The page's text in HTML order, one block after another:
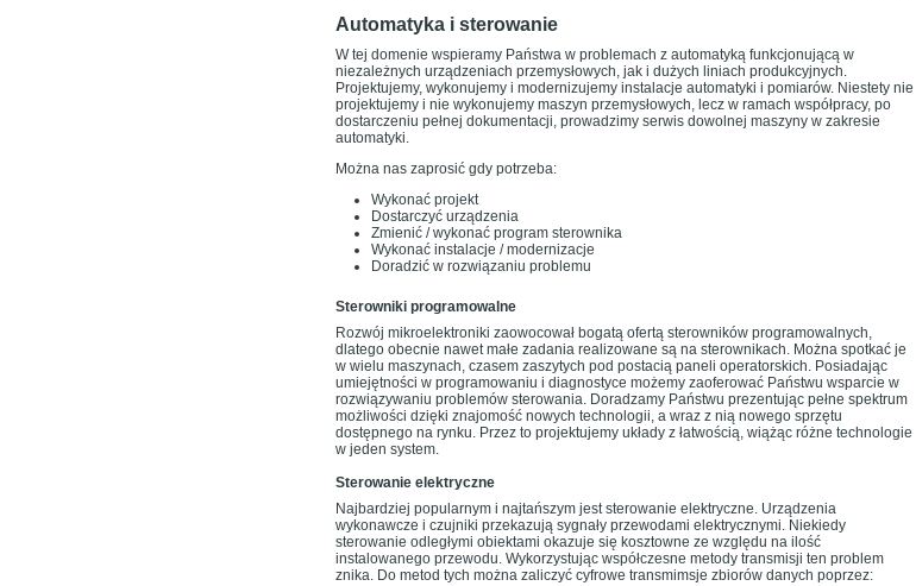
Automatyka i sterowanie
W tej domenie wspieramy Państwa w problemach z automatyką funkcjonującą w
niezależnych urządzeniach przemysłowych, jak i dużych liniach produkcyjnych.
Projektujemy, wykonujemy i modernizujemy instalacje automatyki i pomiarów. Niestety nie
projektujemy i nie wykonujemy maszyn przemysłowych, lecz w ramach współpracy, po
dostarczeniu pełnej dokumentacji, prowadzimy serwis dowolnej maszyny w zakresie
automatyki.
Można nas zaprosić gdy potrzeba:
Wykonać projekt
Dostarczyć urządzenia
Zmienić / wykonać program sterownika
Wykonać instalacje / modernizacje
Doradzić w rozwiązaniu problemu
Sterowniki programowalne
Rozwój mikroelektroniki zaowocował bogatą ofertą sterowników programowalnych,
dlatego obecnie nawet małe zadania realizowane są na sterownikach. Można spotkać je
w wielu maszynach, czasem zaszytych pod postacią paneli operatorskich. Posiadając
umiejętności w programowaniu i diagnostyce możemy zaoferować Państwu wsparcie w
rozwiązywaniu problemów sterowania. Doradzamy Państwu prezentując pełne spektrum
możliwości dzięki znajomość nowych technologii, a wraz z nią nowego sprzętu
dostępnego na rynku. Przez to projektujemy układy z łatwością, wiążąc różne technologie
w jeden system.
Sterowanie elektryczne
Najbardziej popularnym i najtańszym jest sterowanie elektryczne. Urządzenia
wykonawcze i czujniki przekazują sygnały przewodami elektrycznymi. Niekiedy
sterowanie odległymi obiektami okazuje się kosztowne ze względu na ilość
instalowanego przewodu. Wykorzystując współczesne metody transmisji ten problem
znika. Do metod tych można zaliczyć cyfrowe transmimsje zbiorów danych poprzez: